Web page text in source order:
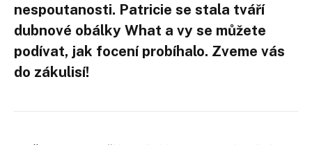
nespoutanosti. Patricie se stala tváří
dubnové obálky What a vy se můžete
podívat, jak focení probíhalo. Zveme vás
do zákulisí!